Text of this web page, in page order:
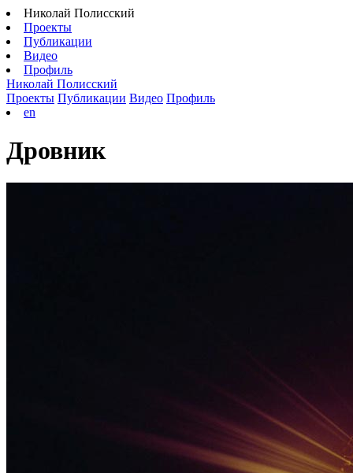
Николай Полисский
Проекты
Публикации
Видео
Профиль
Николай Полисский
Проекты Публикации Видео Профиль
en
Дровник